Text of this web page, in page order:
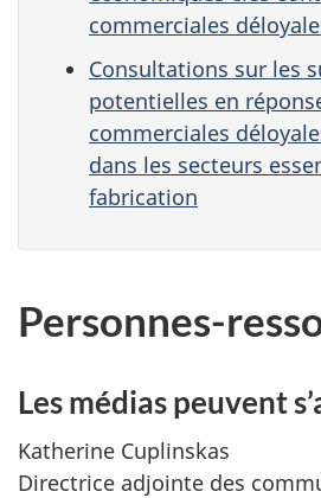
commerciales
Consultations sur les
potentielles en
commerciales
dans les secteurs
fabrication
Personnes-
Les médias peuvent
Katherine Cuplinskas
Directrice adjointe des